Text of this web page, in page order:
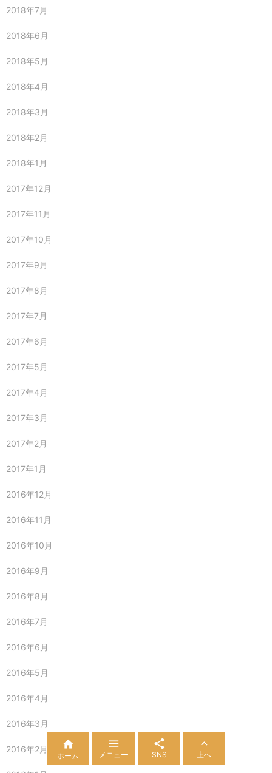
2018年7月
2018年6月
2018年5月
2018年4月
2018年3月
2018年2月
2018年1月
2017年12月
2017年11月
2017年10月
2017年9月
2017年8月
2017年7月
2017年6月
2017年5月
2017年4月
2017年3月
2017年2月
2017年1月
2016年12月
2016年11月
2016年10月
2016年9月
2016年8月
2016年7月
2016年6月
2016年5月
2016年4月
2016年3月
2016年2月 
ホーム

メニュー

SNS

上へ